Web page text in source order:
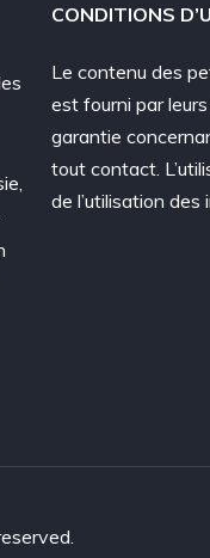
CONDITIONS
Le contenu des
est fourni par
garantie
tout contact.
de l’utilisation